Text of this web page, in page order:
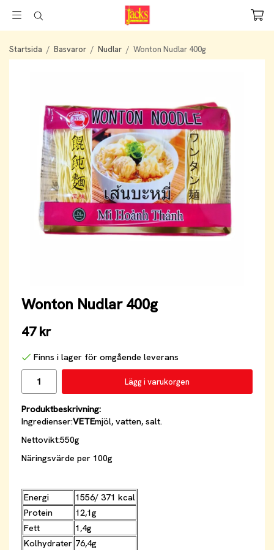
Startsida / Basvaror / Nudlar / Wonton Nudlar 400g
Wonton Nudlar 400g
47 kr
Finns i lager för omgående leverans
Lägg i varukorgen
Produktbeskrivning:
Ingredienser:VETEmjöl, vatten, salt.
Nettovikt:550g
Näringsvärde per 100g
Energi
1556/ 371 kcal
Protein
12,1g
Fett
1,4g
Kolhydrater 76,4g